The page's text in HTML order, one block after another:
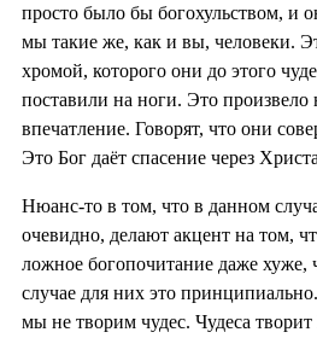
просто было бы богохульством, и
мы такие же, как и вы, человеки.
хромой, которого они до этого
поставили на ноги. Это произвело
впечатление. Говорят, что они
Это Бог даёт спасение через
Нюанс-то в том, что в данном
очевидно, делают акцент на том,
ложное богопочитание даже
случае для них это
мы не творим чудес. Чудеса